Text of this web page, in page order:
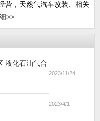
营，天然气汽车改装、相关
>>
液化石油气合
2023/11/24
2023/4/1